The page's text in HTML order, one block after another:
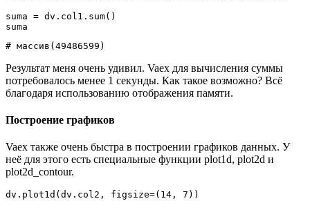
suma = dv.col1.sum()
suma
# массив(49486599)
Результат меня очень удивил. Vaex для вычисления суммы
потребовалось менее 1 секунды. Как такое возможно? Всё
благодаря использованию отображения памяти.
Построение графиков
Vaex также очень быстра в построении графиков данных. У
неё для этого есть специальные функции plot1d, plot2d и
plot2d_contour.
dv.plot1d(dv.col2, figsize=(14, 7))